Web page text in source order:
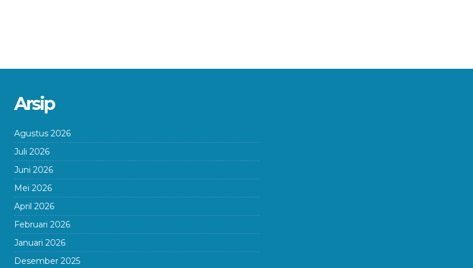
Arsip
Agustus 2026
Juli 2026
Juni 2026
Mei 2026
April 2026
Februari 2026
Januari 2026
Desember 2025